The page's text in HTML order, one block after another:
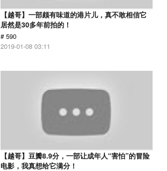
【越哥】一部颇有味道的港片儿，真不敢相信它
居然是30多年前拍的！
# 590
2019-01-08 03:11
【越哥】豆瓣8.9分，一部让成年人“害怕”的冒险
电影，我真想给它满分！